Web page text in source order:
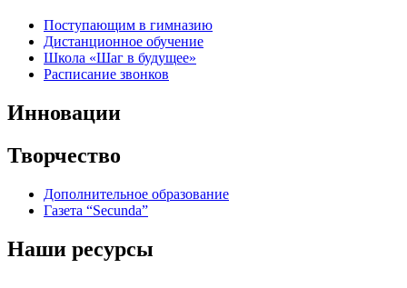
Поступающим в гимназию
Дистанционное обучение
Школа «Шаг в будущее»
Расписание звонков
Инновации
Творчество
Дополнительное образование
Газета “Secunda”
Наши ресурсы